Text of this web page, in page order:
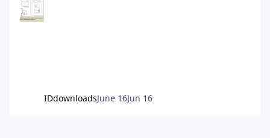
IDdownloadsJune 16Jun 16